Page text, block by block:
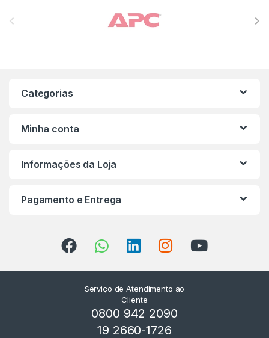
Categorias
Minha conta
Informações da Loja
Pagamento e Entrega
Serviço de Atendimento ao
Cliente
0800 942 2090
19 2660-1726